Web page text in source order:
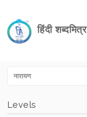
हिंदी शब्दमित्र
Levels